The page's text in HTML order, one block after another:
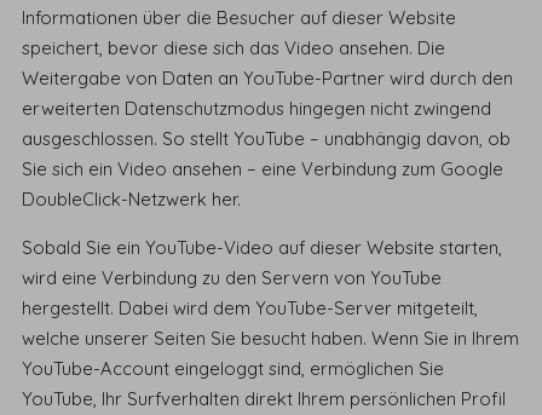
Informationen über die Besucher auf dieser Website
speichert, bevor diese sich das Video ansehen. Die
Weitergabe von Daten an YouTube-Partner wird durch den
erweiterten Datenschutzmodus hingegen nicht zwingend
ausgeschlossen. So stellt YouTube – unabhängig davon, ob
Sie sich ein Video ansehen – eine Verbindung zum Google
DoubleClick-Netzwerk her.
Sobald Sie ein YouTube-Video auf dieser Website starten,
wird eine Verbindung zu den Servern von YouTube
hergestellt. Dabei wird dem YouTube-Server mitgeteilt,
welche unserer Seiten Sie besucht haben. Wenn Sie in Ihrem
YouTube-Account eingeloggt sind, ermöglichen Sie
YouTube, Ihr Surfverhalten direkt Ihrem persönlichen Profil